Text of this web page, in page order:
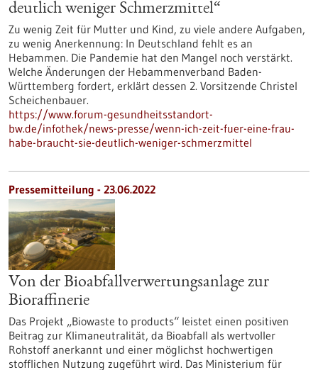
deutlich weniger Schmerzmittel“
Zu wenig Zeit für Mutter und Kind, zu viele andere Aufgaben,
zu wenig Anerkennung: In Deutschland fehlt es an
Hebammen. Die Pandemie hat den Mangel noch verstärkt.
Welche Änderungen der Hebammenverband Baden-
Württemberg fordert, erklärt dessen 2. Vorsitzende Christel
Scheichenbauer.
https://www.forum-gesundheitsstandort-
bw.de/infothek/news-presse/wenn-ich-zeit-fuer-eine-frau-
habe-braucht-sie-deutlich-weniger-schmerzmittel
Pressemitteilung - 23.06.2022
Von der Bioabfallverwertungsanlage zur
Bioraffinerie
Das Projekt „Biowaste to products“ leistet einen positiven
Beitrag zur Klimaneutralität, da Bioabfall als wertvoller
Rohstoff anerkannt und einer möglichst hochwertigen
stofflichen Nutzung zugeführt wird. Das Ministerium für